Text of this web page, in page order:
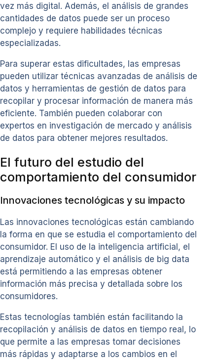
vez más digital. Además, el análisis de grandes
cantidades de datos puede ser un proceso
complejo y requiere habilidades técnicas
especializadas.
Para superar estas dificultades, las empresas
pueden utilizar técnicas avanzadas de análisis de
datos y herramientas de gestión de datos para
recopilar y procesar información de manera más
eficiente. También pueden colaborar con
expertos en investigación de mercado y análisis
de datos para obtener mejores resultados.
El futuro del estudio del
comportamiento del consumidor
Innovaciones tecnológicas y su impacto
Las innovaciones tecnológicas están cambiando
la forma en que se estudia el comportamiento del
consumidor. El uso de la inteligencia artificial, el
aprendizaje automático y el análisis de big data
está permitiendo a las empresas obtener
información más precisa y detallada sobre los
consumidores.
Estas tecnologías también están facilitando la
recopilación y análisis de datos en tiempo real, lo
que permite a las empresas tomar decisiones
más rápidas y adaptarse a los cambios en el